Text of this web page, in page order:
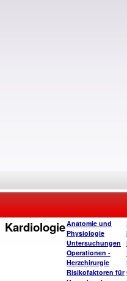
KardiologieAnatomie und
Physiologie
Untersuchungen
Operationen -
Herzchirurgie
Risikofaktoren für